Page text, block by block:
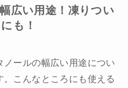
広い用途！凍りつい
も！
ノールの幅広い用途につい
こんなところにも使える